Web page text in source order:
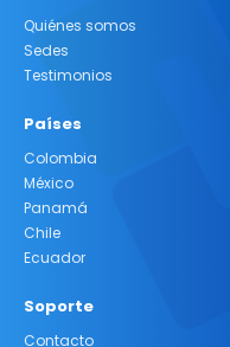
Quiénes somos
Sedes
Testimonios
Países
Colombia
México
Panamá
Chile
Ecuador
Soporte
Contacto